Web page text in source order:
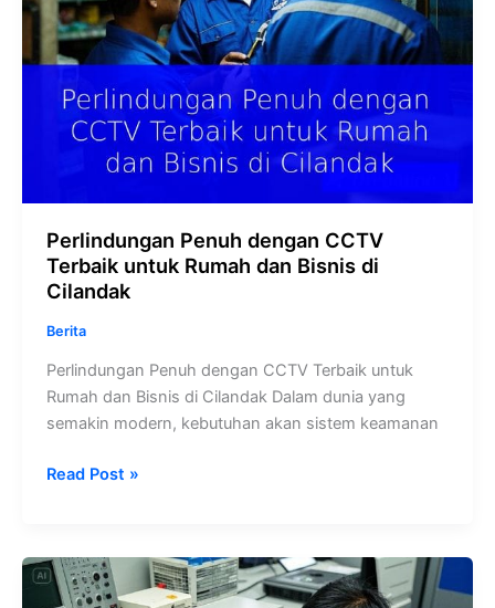
Perlindungan Penuh dengan CCTV
Terbaik untuk Rumah dan Bisnis di
Cilandak
Berita
Perlindungan Penuh dengan CCTV Terbaik untuk
Rumah dan Bisnis di Cilandak Dalam dunia yang
semakin modern, kebutuhan akan sistem keamanan
Cilandak
Read Post »
Tinggal
Nyaman